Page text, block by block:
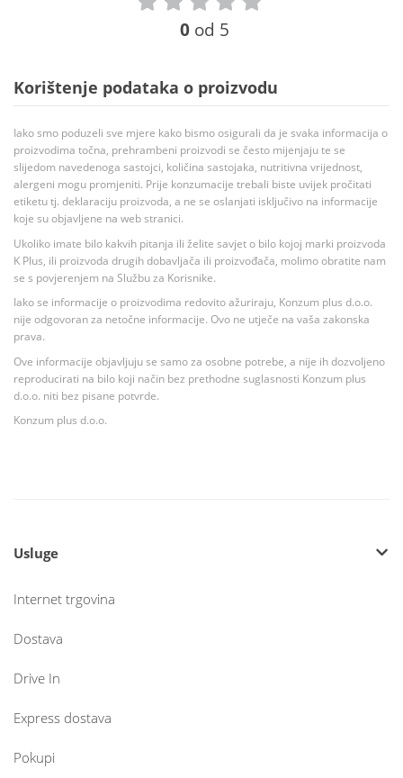
0 od 5
Korištenje podataka o proizvodu
Iako smo poduzeli sve mjere kako bismo osigurali da je svaka informacija o
proizvodima točna, prehrambeni proizvodi se često mijenjaju te se
slijedom navedenoga sastojci, količina sastojaka, nutritivna vrijednost,
alergeni mogu promjeniti. Prije konzumacije trebali biste uvijek pročitati
etiketu tj. deklaraciju proizvoda, a ne se oslanjati isključivo na informacije
koje su objavljene na web stranici.
Ukoliko imate bilo kakvih pitanja ili želite savjet o bilo kojoj marki proizvoda
K Plus, ili proizvoda drugih dobavljača ili proizvođača, molimo obratite nam
se s povjerenjem na Službu za Korisnike.
Iako se informacije o proizvodima redovito ažuriraju, Konzum plus d.o.o.
nije odgovoran za netočne informacije. Ovo ne utječe na vaša zakonska
prava.
Ove informacije objavljuju se samo za osobne potrebe, a nije ih dozvoljeno
reproducirati na bilo koji način bez prethodne suglasnosti Konzum plus
d.o.o. niti bez pisane potvrde.
Konzum plus d.o.o.
Usluge
Internet trgovina
Dostava
Drive In
Express dostava
Pokupi